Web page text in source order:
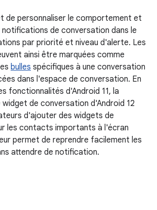
de personnaliser le comportement et
de conversation dans le
par priorité et niveau d'alerte. Les
ainsi être marquées comme
bulles spécifiques à une conversation
dans l'espace de conversation. En
fonctionnalités d'Android 11, la
de conversation d'Android 12
d'ajouter des widgets de
les contacts importants à l'écran
permet de reprendre facilement les
attendre de notification.